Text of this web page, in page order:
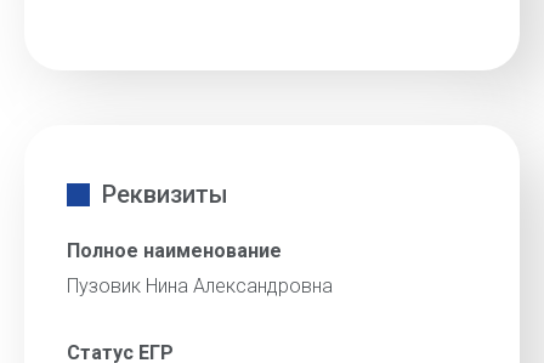
Реквизиты
Полное наименование
Пузовик Нина Александровна
Статус ЕГР